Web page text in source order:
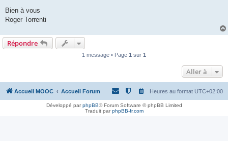
Bien à vous
Roger Torrenti
Répondre
1 message • Page 1 sur 1
Aller à
Accueil MOOC Accueil Forum Heures au format UTC+02:00
Développé parphpBB® Forum Software © phpBB Limited
Traduit parphpBB-fr.com